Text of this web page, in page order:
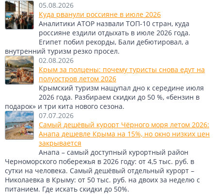
05.08.2026
Куда рванули россияне в июле 2026
Аналитики АТОР назвали ТОП-10 стран, куда
россияне ездили отдыхать в июле 2026 года.
Египет побил рекорды, Бали дебютировал, а
внутренний туризм резко просел.
02.08.2026
Крым за полцены: почему туристы снова едут на
полуостров летом 2026
Крымский туризм нащупал дно к середине июля
2026 года. Разбираем скидки до 50 %, «бензин в
подарок» и три кита нового сезона.
07.07.2026
Самый дешёвый курорт Чёрного моря летом 2026:
Анапа дешевле Крыма на 15%, но окно низких цен
закрывается
Анапа – самый доступный курортный район
Черноморского побережья в 2026 году: от 4,5 тыс. руб. в
сутки на человека. Самый дешёвый отдельный курорт –
Николаевка в Крыму: от 50 тыс. руб. на двоих за неделю с
питанием. Где искать скидки до 50%.